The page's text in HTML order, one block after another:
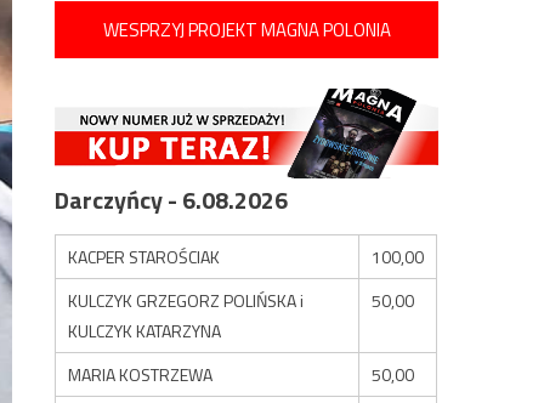
WESPRZYJ PROJEKT MAGNA POLONIA
Darczyńcy - 6.08.2026
KACPER STAROŚCIAK
100,00
KULCZYK GRZEGORZ POLIŃSKA i
KULCZYK KATARZYNA
50,00
MARIA KOSTRZEWA
50,00